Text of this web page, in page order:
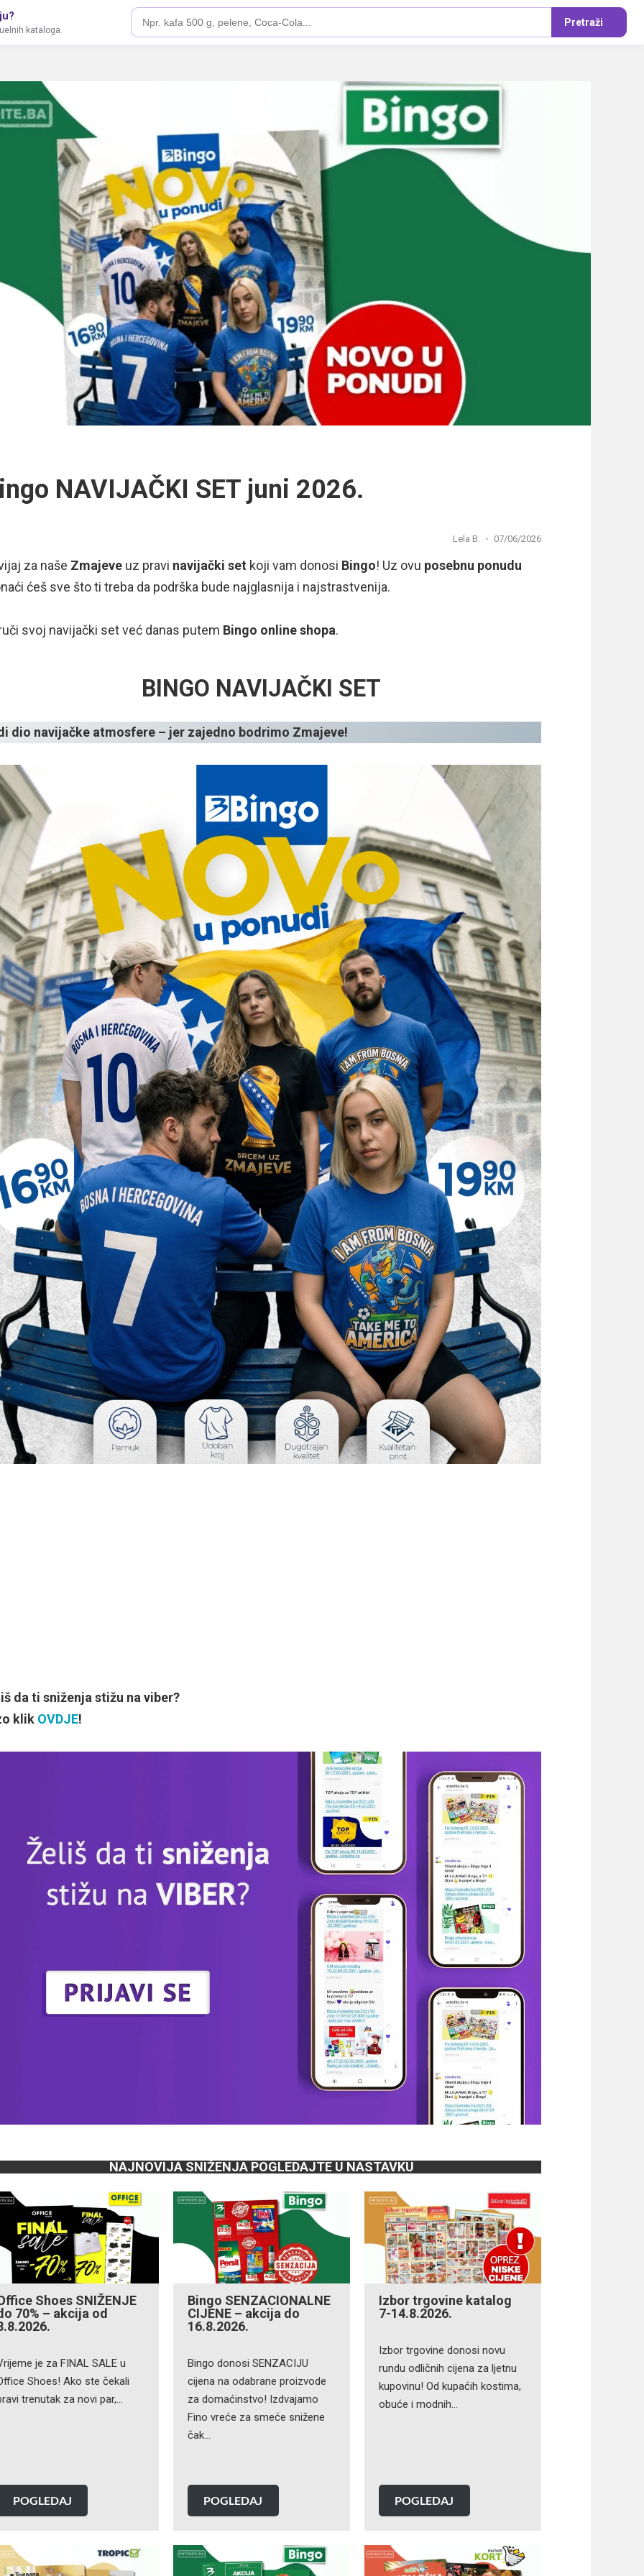
kataloga.
Pretraži
NAVIJAČKI SET juni 2026.
Lela B. 07/06/2026
za naše Zmajeve uz pravi navijački set koji vam donosi Bingo! Uz ovu posebnu ponudu
ćeš sve što ti treba da podrška bude najglasnija i najstrastvenija.
svoj navijački set već danas putem Bingo online shopa.
BINGO NAVIJAČKI SET
dio navijačke atmosfere – jer zajedno bodrimo Zmajeve!
da ti sniženja stižu na viber?
klik OVDJE!
NAJNOVIJA SNIŽENJA POGLEDAJTE U NASTAVKU
Shoes SNIŽENJE
70% – akcija od
je za FINAL SALE u
Shoes! Ako ste čekali
trenutak za novi par,…
POGLEDAJ
Bingo SENZACIONALNE
CIJENE – akcija do
16.8.2026.
Bingo donosi SENZACIJU
cijena na odabrane proizvode
za domaćinstvo! Izdvajamo
Fino vreće za smeće snižene
čak…
POGLEDAJ
Izbor trgovine katalog
7-14.8.2026.
Izbor trgovine donosi novu
rundu odličnih cijena za ljetnu
kupovinu! Od kupaćih kostima,
obuće i modnih…
POGLEDAJ